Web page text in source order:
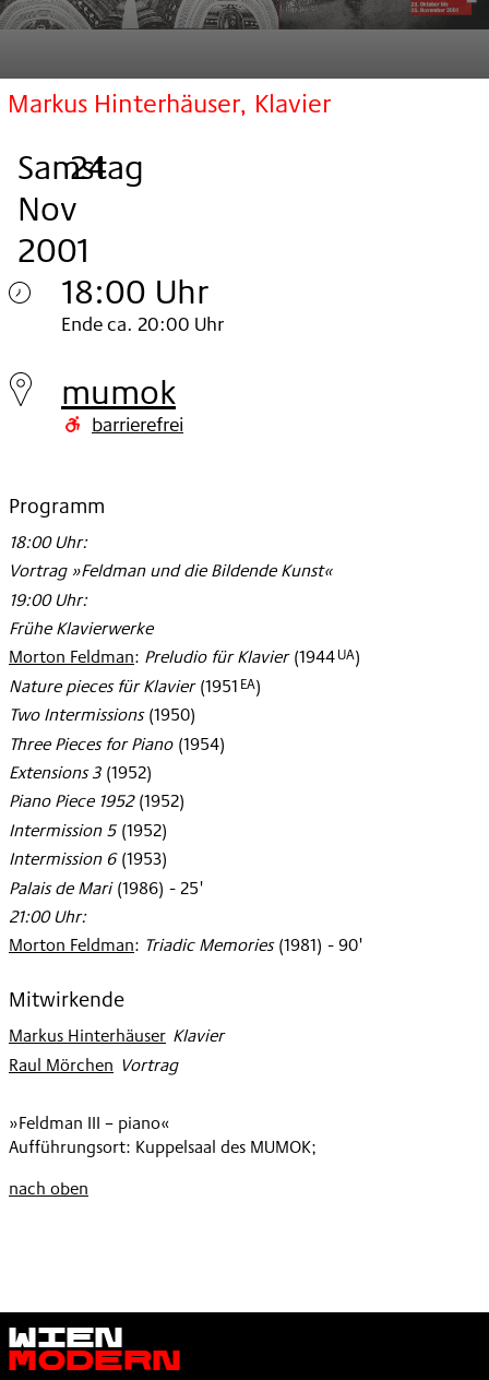
Markus Hinterhäuser, Klavier
Samstag
, 24
.
Nov
2001
.
18:00 Uhr
Samstag
24.
Nov
Ende ca. 20:00 Uhr
mumok
barrierefrei
Programm
18:00 Uhr:
Vortrag »Feldman und die Bildende Kunst«
19:00 Uhr:
Frühe Klavierwerke
Morton Feldman: Preludio für Klavier (1944UA)
Nature pieces für Klavier (1951 EA)
Two Intermissions (1950)
Three Pieces for Piano (1954)
Extensions 3 (1952)
Piano Piece 1952 (1952)
Intermission 5 (1952)
Intermission 6 (1953)
Palais de Mari (1986) - 25'
21:00 Uhr:
Morton Feldman: Triadic Memories (1981) - 90'
Mitwirkende
Markus Hinterhäuser
: Klavier
Raul Mörchen: Vortrag
»Feldman III – piano«
Aufführungsort: Kuppelsaal des MUMOK;
nach oben
Wien
Modern